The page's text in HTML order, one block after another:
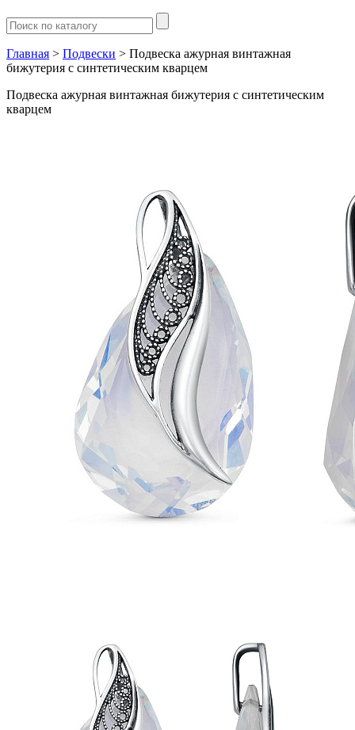
Главная > Подвески > Подвеска ажурная винтажная
бижутерия с синтетическим кварцем
Подвеска ажурная винтажная бижутерия с синтетическим
кварцем